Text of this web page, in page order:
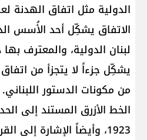
الاتفاق يشكِّل أحد الأُسس
لبنان الدولية، والمعترف
يشكِّل جزءاً لا يتجزأ من
من مكونات الدستور
الخط الأزرق المستند إلى